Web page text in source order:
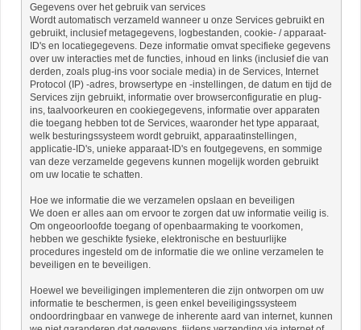
Gegevens over het gebruik van services
Wordt automatisch verzameld wanneer u onze Services gebruikt en
gebruikt, inclusief metagegevens, logbestanden, cookie- / apparaat-
ID's en locatiegegevens. Deze informatie omvat specifieke gegevens
over uw interacties met de functies, inhoud en links (inclusief die van
derden, zoals plug-ins voor sociale media) in de Services, Internet
Protocol (IP) -adres, browsertype en -instellingen, de datum en tijd de
Services zijn gebruikt, informatie over browserconfiguratie en plug-
ins, taalvoorkeuren en cookiegegevens, informatie over apparaten
die toegang hebben tot de Services, waaronder het type apparaat,
welk besturingssysteem wordt gebruikt, apparaatinstellingen,
applicatie-ID's, unieke apparaat-ID's en foutgegevens, en sommige
van deze verzamelde gegevens kunnen mogelijk worden gebruikt
om uw locatie te schatten.
Hoe we informatie die we verzamelen opslaan en beveiligen
We doen er alles aan om ervoor te zorgen dat uw informatie veilig is.
Om ongeoorloofde toegang of openbaarmaking te voorkomen,
hebben we geschikte fysieke, elektronische en bestuurlijke
procedures ingesteld om de informatie die we online verzamelen te
beveiligen en te beveiligen.
Hoewel we beveiligingen implementeren die zijn ontworpen om uw
informatie te beschermen, is geen enkel beveiligingssysteem
ondoordringbaar en vanwege de inherente aard van internet, kunnen